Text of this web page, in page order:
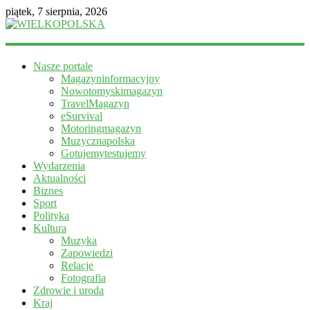
piątek, 7 sierpnia, 2026
WIELKOPOLSKA
informacyjny
Nasze portale
Magazyninformacyjny
Nowotomyskimagazyn
TravelMagazyn
eSurvival
Motoringmagazyn
Muzycznapolska
Gotujemytestujemy
Wydarzenia
Aktualności
Biznes
Sport
Polityka
Kultura
Muzyka
Zapowiedzi
Relacje
Fotografia
Zdrowie i uroda
Kraj